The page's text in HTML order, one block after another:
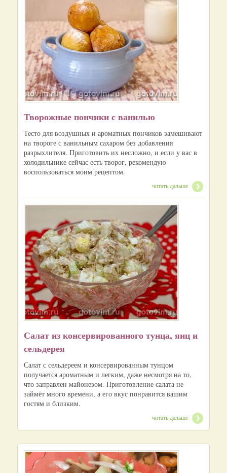
Творожные пончики с ванилью
Тесто для воздушных и ароматных пончиков замешивают
на твороге с ванильным сахаром без добавления
разрыхлителя. Приготовить их несложно, и если у вас в
холодильнике сейчас есть творог, рекомендую
воспользоваться моим рецептом.
читать дальше
Салат из консервированного тунца, яиц и
сельдерея
Салат с сельдереем и консервированным тунцом
получается ароматным и легким, даже несмотря на то,
что заправлен майонезом. Приготовление салата не
займёт много времени, а его вкус понравится вашим
гостям и близким.
читать дальше